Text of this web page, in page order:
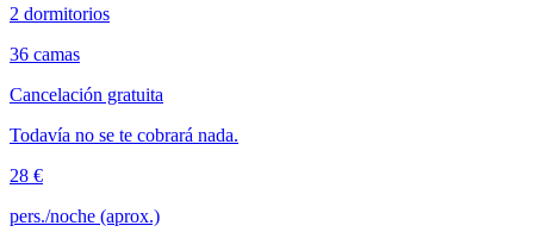
2 dormitorios
36 camas
Cancelación gratuita
Todavía no se te cobrará nada.
28 €
pers./noche (aprox.)